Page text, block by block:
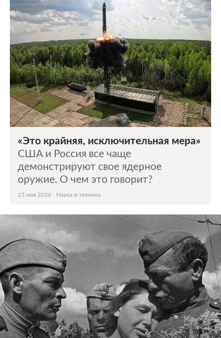
«Это крайняя, исключительная мера»
США и Россия все чаще
демонстрируют свое ядерное
оружие. О чем это говорит?
25 мая 2026 Наука и техника